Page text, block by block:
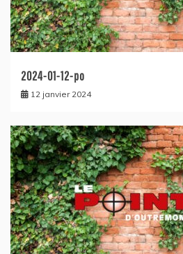
2024-01-12-po
12 janvier 2024